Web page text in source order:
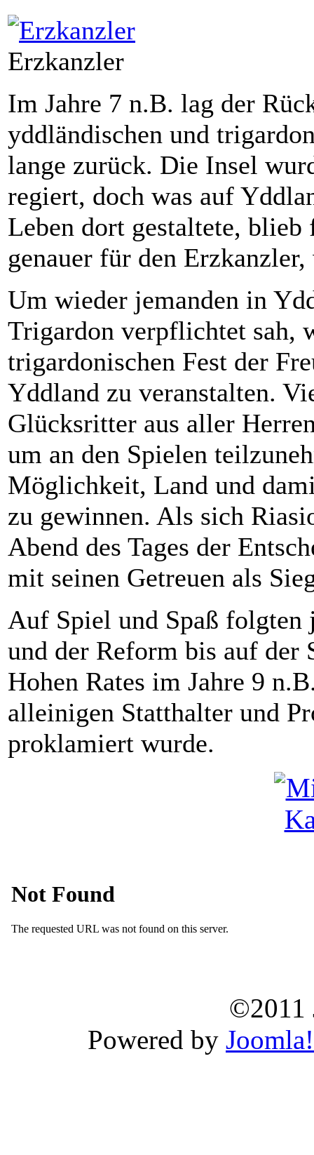
Erzkanzler
Im Jahre 7 n.B. lag der
yddländischen und
lange zurück. Die Insel
regiert, doch was auf
Leben dort gestaltete,
genauer für den
Um wieder jemanden in
Trigardon verpflichtet sah,
trigardonischen Fest der
Yddland zu veranstalten.
Glücksritter aus aller
um an den Spielen
Möglichkeit, Land und
zu gewinnen. Als sich
Abend des Tages der
mit seinen Getreuen als
Auf Spiel und Spaß folgten
und der Reform bis auf der
Hohen Rates im Jahre 9
alleinigen Statthalter und
proklamiert wurde.
©2011
Powered by Joomla!